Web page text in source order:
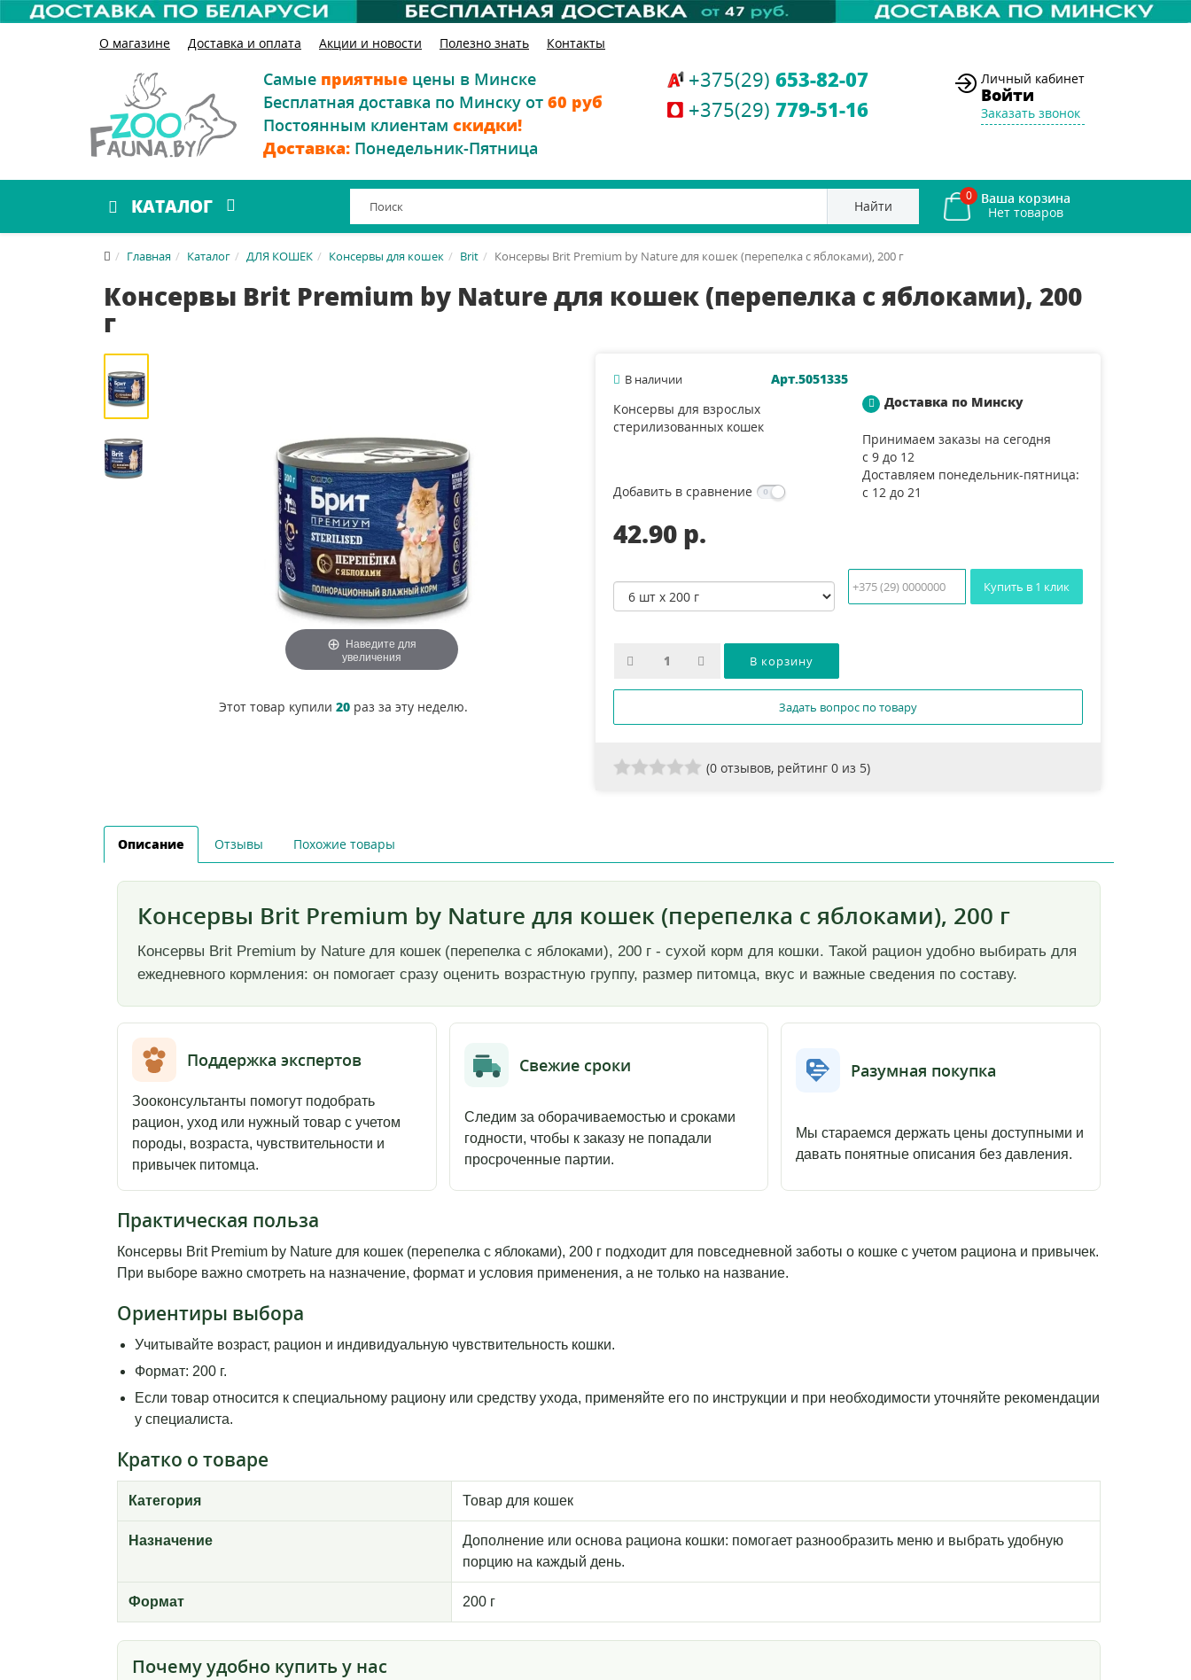
О магазине Доставка и оплата Акции и новости Полезно знать Контакты
Самые приятные цены в Минске
Бесплатная доставка по Минску от 60 руб
Постоянным клиентам скидки!
Доставка: Понедельник-Пятница
+375(29) 653-82-07
+375(29) 779-51-16
Личный кабинет
Войти
Заказать звонок
КАТАЛОГ Найти
0 Ваша корзина
Главная Каталог ДЛЯ КОШЕК Консервы для кошек Brit Консервы Brit Premium by Nature для кошек (перепелка с яблоками), 200 г
Консервы Brit Premium by Nature для кошек (перепелка с яблоками), 200
г
Наведите для
увеличения
Этот товар купили 20раз за эту неделю.
В наличии
Арт.5051335
Консервы для взрослых
стерилизованных кошек
Добавить в сравнение
42.90 p.
Доставка по Минску
Принимаем заказы на сегодня
с 9 до 12
Доставляем понедельник-пятница:
с 12 до 21
Купить в 1 клик
Задать вопрос по товару
(0 отзывов, рейтинг 0 из 5)
Описание Отзывы Похожие товары
Консервы Brit Premium by Nature для кошек (перепелка с яблоками), 200 г
Консервы Brit Premium by Nature для кошек (перепелка с яблоками), 200 г - сухой корм для кошки. Такой рацион удобно выбирать для
ежедневного кормления: он помогает сразу оценить возрастную группу, размер питомца, вкус и важные сведения по составу.
Поддержка экспертов
Зооконсультанты помогут подобрать
рацион, уход или нужный товар с учетом
породы, возраста, чувствительности и
привычек питомца.
Свежие сроки
Следим за оборачиваемостью и сроками
годности, чтобы к заказу не попадали
просроченные партии.
Разумная покупка
Мы стараемся держать цены доступными и
давать понятные описания без давления.
Практическая польза
Консервы Brit Premium by Nature для кошек (перепелка с яблоками), 200 г подходит для повседневной заботы о кошке с учетом рациона и привычек.
При выборе важно смотреть на назначение, формат и условия применения, а не только на название.
Ориентиры выбора
Учитывайте возраст, рацион и индивидуальную чувствительность кошки.
Формат: 200 г.
Если товар относится к специальному рациону или средству ухода, применяйте его по инструкции и при необходимости уточняйте рекомендации
у специалиста.
Кратко о товаре
Категория Товар для кошек
Назначение
Дополнение или основа рациона кошки: помогает разнообразить меню и выбрать удобную
порцию на каждый день.
Формат 200 г
Почему удобно купить у нас